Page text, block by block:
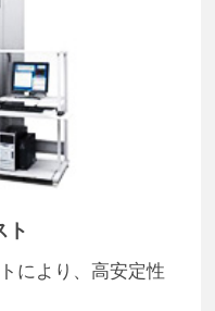
ト
により、高安定性